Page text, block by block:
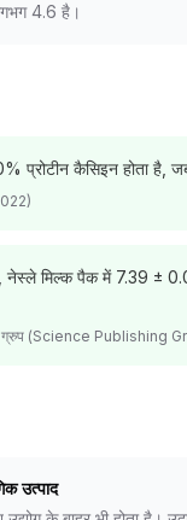
4.6 है।
प्रोटीन कैसिइन होता है,
मिल्क पैक में 7.39 ±
ग्रुप (Science Publishing
उत्पाद